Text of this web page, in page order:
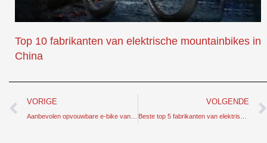
Top 10 fabrikanten van elektrische mountainbikes in
China
Prev
VORIGE VOLGENDE